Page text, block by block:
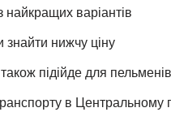
найкращих варіантів
нижчу ціну
підійде для пельменів
в Центральному